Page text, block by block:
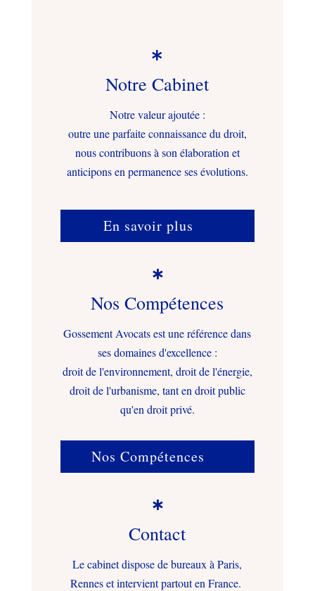

Notre Cabinet
Notre valeur ajoutée :
outre une parfaite connaissance du droit,
nous contribuons à son élaboration et
anticipons en permanence ses évolutions.
En savoir plus

Nos Compétences
Gossement Avocats est une référence dans
ses domaines d'excellence :
droit de l'environnement, droit de l'énergie,
droit de l'urbanisme, tant en droit public
qu'en droit privé.
Nos Compétences

Contact
Le cabinet dispose de bureaux à Paris,
Rennes et intervient partout en France.